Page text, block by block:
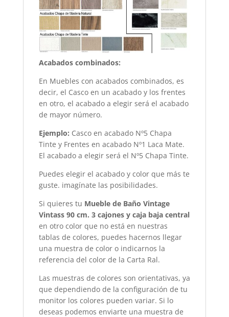
Acabados combinados:
En Muebles con acabados combinados, es
decir, el Casco en un acabado y los frentes
en otro, el acabado a elegir será el acabado
de mayor número.
Ejemplo: Casco en acabado Nº5 Chapa
Tinte y Frentes en acabado Nº1 Laca Mate.
El acabado a elegir será el Nº5 Chapa Tinte.
Puedes elegir el acabado y color que más te
guste. imagínate las posibilidades.
Si quieres tu Mueble de Baño Vintage
Vintass 90 cm. 3 cajones y caja baja central
en otro color que no está en nuestras
tablas de colores, puedes hacernos llegar
una muestra de color o indicarnos la
referencia del color de la Carta Ral.
Las muestras de colores son orientativas, ya
que dependiendo de la configuración de tu
monitor los colores pueden variar. Si lo
deseas podemos enviarte una muestra de